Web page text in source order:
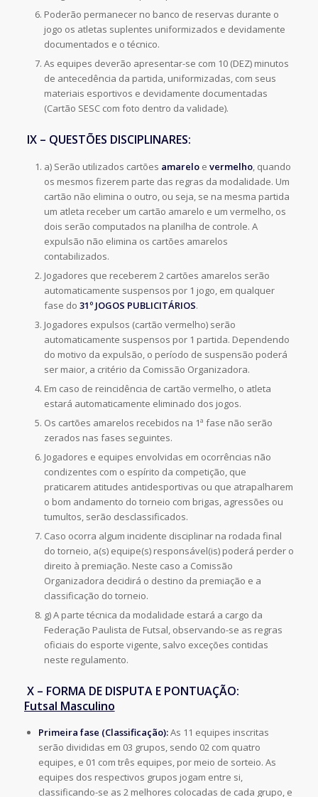
Poderão permanecer no banco de reservas durante o
jogo os atletas suplentes uniformizados e devidamente
documentados e o técnico.
As equipes deverão apresentar-se com 10 (DEZ) minutos
de antecedência da partida, uniformizadas, com seus
materiais esportivos e devidamente documentadas
(Cartão SESC com foto dentro da validade).
IX – QUESTÕES DISCIPLINARES:
a) Serão utilizados cartões amareloe vermelho, quando
os mesmos fizerem parte das regras da modalidade. Um
cartão não elimina o outro, ou seja, se na mesma partida
um atleta receber um cartão amarelo e um vermelho, os
dois serão computados na planilha de controle. A
expulsão não elimina os cartões amarelos
contabilizados.
Jogadores que receberem 2 cartões amarelos serão
automaticamente suspensos por 1 jogo, em qualquer
fase do 31º JOGOS PUBLICITÁRIOS.
Jogadores expulsos (cartão vermelho) serão
automaticamente suspensos por 1 partida. Dependendo
do motivo da expulsão, o período de suspensão poderá
ser maior, a critério da Comissão Organizadora.
Em caso de reincidência de cartão vermelho, o atleta
estará automaticamente eliminado dos jogos.
Os cartões amarelos recebidos na 1ª fase não serão
zerados nas fases seguintes.
Jogadores e equipes envolvidas em ocorrências não
condizentes com o espírito da competição, que
praticarem atitudes antidesportivas ou que atrapalharem
o bom andamento do torneio com brigas, agressões ou
tumultos, serão desclassificados.
Caso ocorra algum incidente disciplinar na rodada final
do torneio, a(s) equipe(s) responsável(is) poderá perder o
direito à premiação. Neste caso a Comissão
Organizadora decidirá o destino da premiação e a
classificação do torneio.
g) A parte técnica da modalidade estará a cargo da
Federação Paulista de Futsal, observando-se as regras
oficiais do esporte vigente, salvo exceções contidas
neste regulamento.
X – FORMA DE DISPUTA E PONTUAÇÃO:
Futsal Masculino
Primeira fase (Classificação):As 11 equipes inscritas
serão divididas em 03 grupos, sendo 02 com quatro
equipes, e 01 com três equipes, por meio de sorteio. As
equipes dos respectivos grupos jogam entre si,
classificando-se as 2 melhores colocadas de cada grupo, e